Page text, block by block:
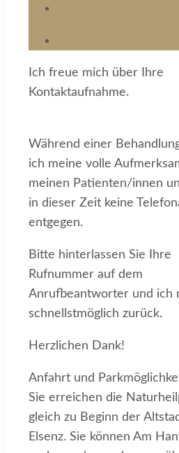
Ich freue mich über Ihre
Kontaktaufnahme.
Während einer
ich meine volle
meinen Patienten/innen
in dieser Zeit keine
entgegen.
Bitte hinterlassen Sie Ihre
Rufnummer auf dem
Anrufbeantworter und ich
schnellstmöglich zurück.
Herzlichen Dank!
Anfahrt und
Sie erreichen die
gleich zu Beginn der
Elsenz. Sie können Am